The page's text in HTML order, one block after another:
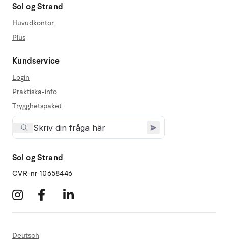
Sol og Strand
Huvudkontor
Plus
Kundservice
Login
Praktiska-info
Trygghetspaket
Sol og Strand
CVR-nr 10658446
Deutsch